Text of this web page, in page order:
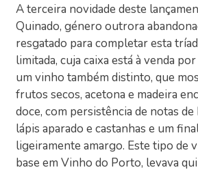
A terceira novidade deste
Quinado, género outrora
resgatado para completar esta
limitada, cuja caixa está à venda
um vinho também distinto, que
frutos secos, acetona e madeira
doce, com persistência de notas de
lápis aparado e castanhas e um
ligeiramente amargo. Este tipo de
base em Vinho do Porto, levava